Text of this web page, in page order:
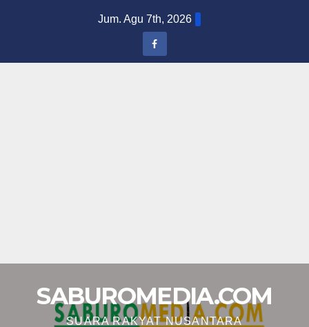
Jum. Agu 7th, 2026
SABUROMEDIA.COM
SUARA RAKYAT NUSANTARA